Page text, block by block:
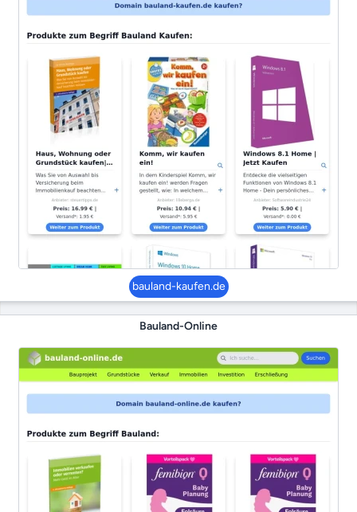
bauland-kaufen.de
Bauland-Online